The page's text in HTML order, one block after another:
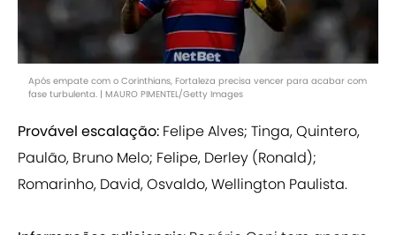
Após empate com o Corinthians, Fortaleza precisa vencer para acabar com
fase turbulenta. | MAURO PIMENTEL/Getty Images
Provável escalação: Felipe Alves; Tinga, Quintero,
Paulão, Bruno Melo; Felipe, Derley (Ronald);
Romarinho, David, Osvaldo, Wellington Paulista.